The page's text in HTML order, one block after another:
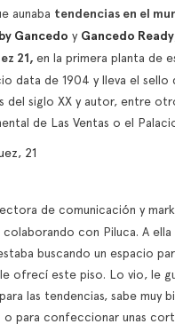
aunaba tendencias en el
Gancedo y Gancedo
21, en la primera planta de
data de 1904 y lleva el sello
del siglo XX y autor, entre
de Las Ventas o el
de comunicación y
colaborando con Piluca. A
buscando un espacio
ofrecí este piso. Lo vio, le
las tendencias, sabe muy
o para confeccionar unas